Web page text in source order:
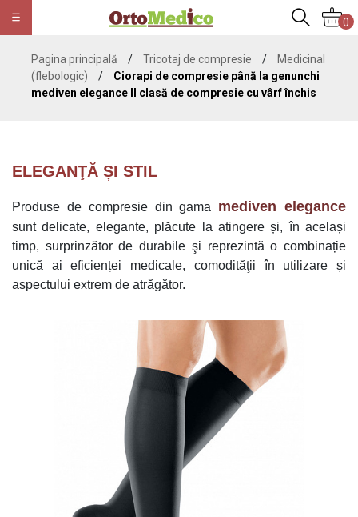
0
Pagina principală / Tricotaj de compresie /
Medicinal
(flebologic)
/
Ciorapi de compresie până la genunchi
mediven elegance II clasă de compresie cu vârf închis
ELEGANŢĂ ȘI STIL
Produse de compresie din gama mediven elegance
sunt delicate, elegante, plăcute la atingere și, în același
timp, surprinzător de durabile şi reprezintă o combinație
unică ai eficienței medicale, comodităţii în utilizare și
aspectului extrem de atrăgător.